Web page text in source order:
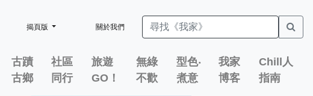
揭頁版 關於我們
古蹟
古鄉
社區
同行
旅遊
GO！
無綠
不歡
型色‧
煮意
我家
博客
Chill人
指南